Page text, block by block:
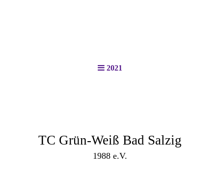
2021
TC Grün-Weiß Bad Salzig
1988 e.V.